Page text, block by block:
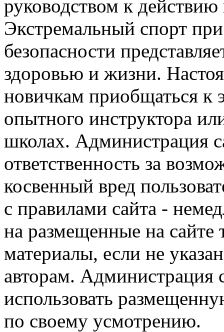
руководством к
Экстремальный спорт
безопасности
здоровью и жизни.
новичкам приобщаться к
опытного инструктора
школах. Администрация
ответственность за
косвенный вред
с правилами сайта -
на размещенные на сайте
материалы, если не
авторам. Администрация
использовать
по своему усмотрению.